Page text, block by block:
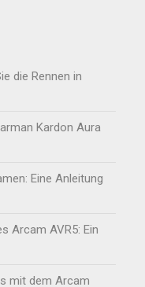
die Rennen in
Kardon Aura
Eine Anleitung
Arcam AVR5: Ein
mit dem Arcam